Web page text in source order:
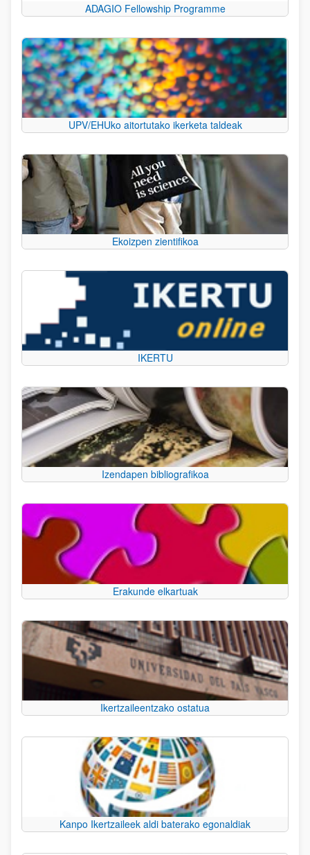
ADAGIO Fellowship Programme
UPV/EHUko aitortutako ikerketa taldeak
Ekoizpen zientifikoa
IKERTU
Izendapen bibliografikoa
Erakunde elkartuak
Ikertzaileentzako ostatua
Kanpo Ikertzaileek aldi baterako egonaldiak